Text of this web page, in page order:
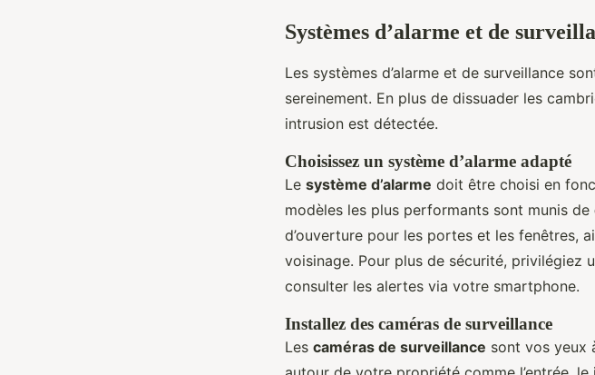
Systèmes d’alarme et de
Les systèmes d’alarme et de surveillance
sereinement. En plus de dissuader les
intrusion est détectée.
Choisissez un système d’alarme adapté
Le système d’alarme doit être choisi en
modèles les plus performants sont munis de
d’ouverture pour les portes et les fenêtres,
voisinage. Pour plus de sécurité, privilégiez
consulter les alertes via votre smartphone.
Installez des caméras de surveillance
Les caméras de surveillance sont vos yeux